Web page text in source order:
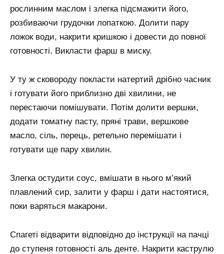
рослинним маслом і злегка підсмажити його,
розбиваючи грудочки лопаткою. Долити пару
ложок води, накрити кришкою і довести до повної
готовності. Викласти фарш в миску.
У ту ж сковороду покласти натертий дрібно часник
і готувати його приблизно дві хвилини, не
перестаючи помішувати. Потім долити вершки,
додати томатну пасту, пряні трави, вершкове
масло, сіль, перець, ретельно перемішати і
готувати ще пару хвилин.
Злегка остудити соус, вмішати в нього м’який
плавлений сир, залити у фарш і дати настоятися,
поки варяться макарони.
Спагеті відварити відповідно до інструкції на пачці
до ступеня готовності аль денте. Накрити каструлю